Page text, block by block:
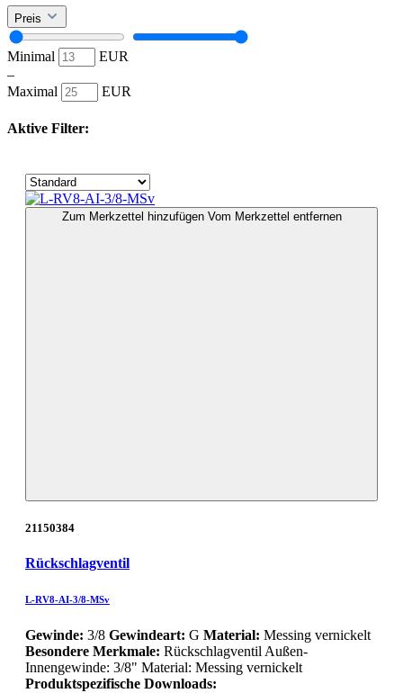
Preis
Minimal
EUR
–
Maximal
EUR
Aktive Filter:
Zum Merkzettel hinzufügen Vom Merkzettel entfernen
21150384
Rückschlagventil
L-RV8-AI-3/8-MSv
Gewinde: 3/8 Gewindeart: G Material: Messing vernickelt
Besondere Merkmale: Rückschlagventil Außen-
Innengewinde: 3/8" Material: Messing vernickelt
Produktspezifische Downloads: